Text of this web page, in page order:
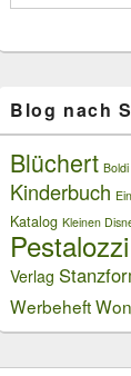
Blog nach
Blüchert
Kinderbuch
Katalog Kleinen
Verlag
Werbeheft